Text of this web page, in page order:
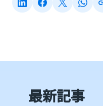
最新記事